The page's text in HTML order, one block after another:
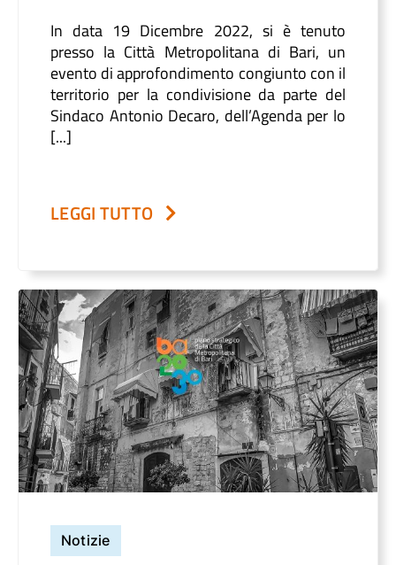
In data 19 Dicembre 2022, si è tenuto
presso la Città Metropolitana di Bari, un
evento di approfondimento congiunto con il
territorio per la condivisione da parte del
Sindaco Antonio Decaro, dell’Agenda per lo
[...]
LEGGI TUTTO
Notizie